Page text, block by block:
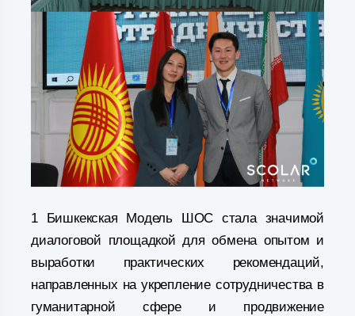
1 Бишкекская Модель ШОС стала значимой
диалоговой площадкой для обмена опытом и
выработки практических рекомендаций,
направленных на укрепление сотрудничества в
гуманитарной сфере и продвижение